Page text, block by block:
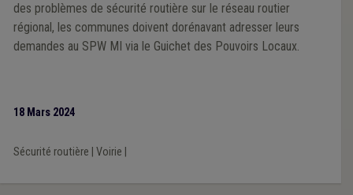
des problèmes de sécurité routière sur le réseau routier
régional, les communes doivent dorénavant adresser leurs
demandes au SPW MI via le Guichet des Pouvoirs Locaux.
18 Mars 2024
Sécurité routière Voirie